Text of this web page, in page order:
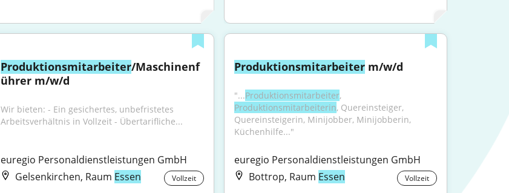
Produktionsmitarbeiter/Maschinenf
ührer m/w/d
Wir bieten: - Ein gesichertes, unbefristetes
Arbeitsverhältnis in Vollzeit - Übertarifliche...
euregio Personaldienstleistungen GmbH
Gelsenkirchen, Raum Essen Vollzeit
Produktionsmitarbeiter m/w/d
"...Produktionsmitarbeiter,
Produktionsmitarbeiterin, Quereinsteiger,
Quereinsteigerin, Minijobber, Minijobberin,
Küchenhilfe..."
euregio Personaldienstleistungen GmbH
Bottrop, Raum Essen Vollzeit